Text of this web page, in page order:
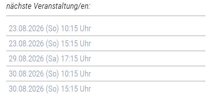
nächste Veranstaltung/en:
23.08.2026 (So) 10:15 Uhr
23.08.2026 (So) 15:15 Uhr
29.08.2026 (Sa) 17:15 Uhr
30.08.2026 (So) 10:15 Uhr
30.08.2026 (So) 15:15 Uhr